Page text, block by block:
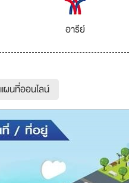
อารีย์
แผนที่ออนไลน์